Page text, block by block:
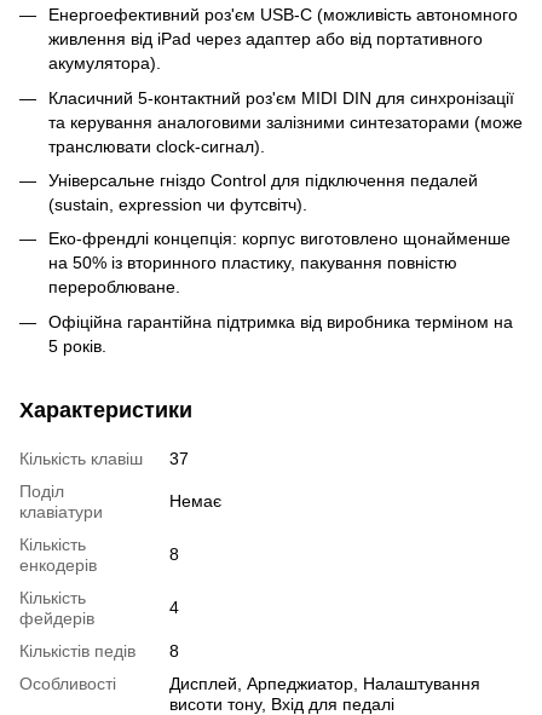
Енергоефективний роз'єм USB-C (можливість автономного
живлення від iPad через адаптер або від портативного
акумулятора).
Класичний 5-контактний роз'єм MIDI DIN для синхронізації
та керування аналоговими залізними синтезаторами (може
транслювати clock-сигнал).
Універсальне гніздо Control для підключення педалей
(sustain, expression чи футсвітч).
Еко-френдлі концепція: корпус виготовлено щонайменше
на 50% із вторинного пластику, пакування повністю
перероблюване.
Офіційна гарантійна підтримка від виробника терміном на
5 років.
Характеристики
Кількість клавіш
37
Поділ
клавіатури
Немає
Кількість
енкодерів
8
Кількість
фейдерів
4
Кількістів педів
8
Особливості
Дисплей, Арпеджиатор, Налаштування
висоти тону, Вхід для педалі